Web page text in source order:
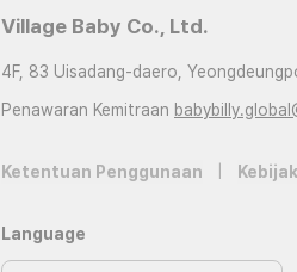
Village Baby Co., Ltd.
4F, 83 Uisadang-daero,
Penawaran Kemitraan
Ketentuan Penggunaan
Language